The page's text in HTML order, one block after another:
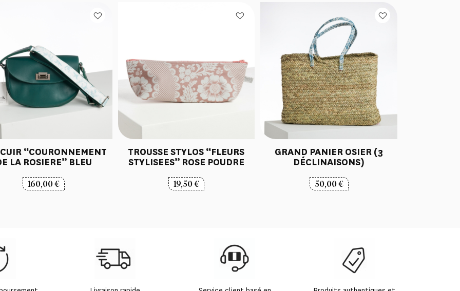
“COURONNEMENT
LA ROSIERE” BLEU
160,00€
TROUSSE STYLOS “FLEURS
STYLISEES” ROSE POUDRE
19,50€
GRAND PANIER OSIER (3
DÉCLINAISONS)
50,00€